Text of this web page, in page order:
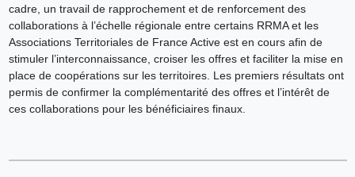
cadre, un travail de rapprochement et de renforcement des
collaborations à l’échelle régionale entre certains RRMA et les
Associations Territoriales de France Active est en cours afin de
stimuler l’interconnaissance, croiser les offres et faciliter la mise en
place de coopérations sur les territoires. Les premiers résultats ont
permis de confirmer la complémentarité des offres et l’intérêt de
ces collaborations pour les bénéficiaires finaux.